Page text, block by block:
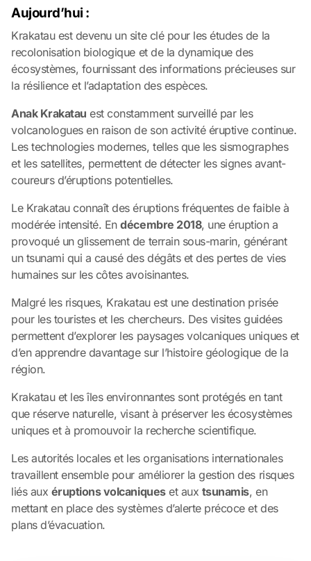
Aujourd’hui :
Krakatau est devenu un site clé pour les études de la
recolonisation biologique et de la dynamique des
écosystèmes, fournissant des informations précieuses sur
la résilience et l’adaptation des espèces.
Anak Krakatau est constamment surveillé par les
volcanologues en raison de son activité éruptive continue.
Les technologies modernes, telles que les sismographes
et les satellites, permettent de détecter les signes avant-
coureurs d’éruptions potentielles.
Le Krakatau connaît des éruptions fréquentes de faible à
modérée intensité. Endécembre 2018, une éruption a
provoqué un glissement de terrain sous-marin, générant
un tsunami qui a causé des dégâts et des pertes de vies
humaines sur les côtes avoisinantes.
Malgré les risques, Krakatau est une destination prisée
pour les touristes et les chercheurs. Des visites guidées
permettent d’explorer les paysages volcaniques uniques et
d’en apprendre davantage sur l’histoire géologique de la
région.
Krakatau et les îles environnantes sont protégés en tant
que réserve naturelle, visant à préserver les écosystèmes
uniques et à promouvoir la recherche scientifique.
Les autorités locales et les organisations internationales
travaillent ensemble pour améliorer la gestion des risques
liés aux éruptions volcaniqueset aux tsunamis, en
mettant en place des systèmes d’alerte précoce et des
plans d’évacuation.